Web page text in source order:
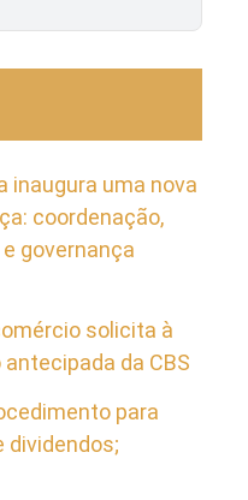
inaugura uma nova
coordenação,
governança
solicita à
da CBS
para
dividendos;